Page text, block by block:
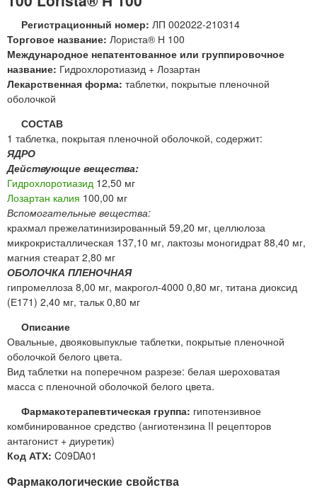
Регистрационный номер: ЛП 002022-210314
Торговое название: Лориста® Н 100
Международное непатентованное или группировочное
название: Гидрохлоротиазид + Лозартан
Лекарственная форма: таблетки, покрытые пленочной
оболочкой
СОСТАВ
1 таблетка, покрытая пленочной оболочкой, содержит:
ЯДРО
Действующие вещества:
Гидрохлоротиазид 12,50 мг
Лозартан калия 100,00 мг
Вспомогательные вещества:
крахмал прежелатинизированный 59,20 мг, целлюлоза
микрокристаллическая 137,10 мг, лактозы моногидрат 88,40 мг,
магния стеарат 2,80 мг
ОБОЛОЧКА ПЛЕНОЧНАЯ
гипромеллоза 8,00 мг, макрогол-4000 0,80 мг, титана диоксид
(Е171) 2,40 мг, тальк 0,80 мг
Описание
Овальные, двояковыпуклые таблетки, покрытые пленочной
оболочкой белого цвета.
Вид таблетки на поперечном разрезе: белая шероховатая
масса с пленочной оболочкой белого цвета.
Фармакотерапевтическая группа: гипотензивное
комбинированное средство (ангиотензина II рецепторов
антагонист + диуретик)
Код АТХ: C09DA01
Фармакологические свойства